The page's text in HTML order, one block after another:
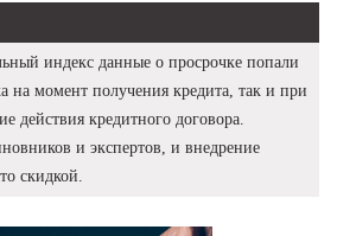
индекс данные о просрочке попали
на момент получения кредита, так и при
действия кредитного договора.
и экспертов, и внедрение
скидкой.